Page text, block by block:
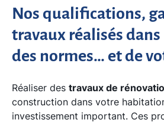
Nos qualifications,
travaux réalisés
des normes… et de
Réaliser des travaux de
construction dans votre
investissement important. Ces